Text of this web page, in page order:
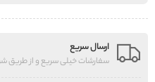
ارسال سریع
سفارشات خیلی سریع و از طریق